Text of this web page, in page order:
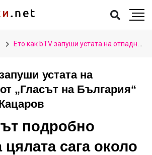
Ето как bTV запуши устата на отпадналия от „Гласът на България“ Константин Кацаров
устата на
„Гласът на България“
подробно
сага около